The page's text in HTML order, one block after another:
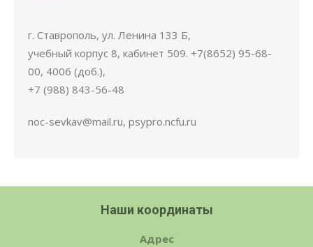
г. Ставрополь, ул. Ленина 133 Б,
учебный корпус 8, кабинет 509. +7(8652) 95-68-
00, 4006 (доб.),
+7 (988) 843-56-48
noc-sevkav@mail.ru, psypro.ncfu.ru
Наши координаты
Адрес